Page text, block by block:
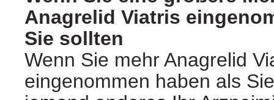
Anagrelid Viatris
Sie sollten
Wenn Sie mehr Anagrelid
eingenommen haben als